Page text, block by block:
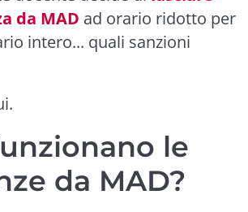
da MAD ad orario ridotto per
intero... quali sanzioni
le
da MAD?